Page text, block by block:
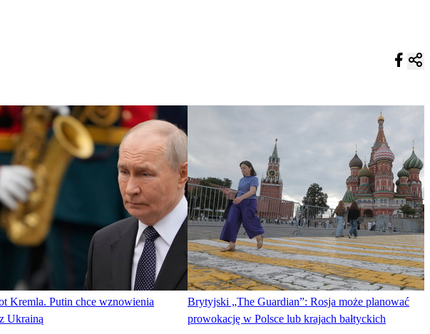
Kremla. Putin chce wznowienia
Ukrainą
Brytyjski „The Guardian”: Rosja może planować
prowokację w Polsce lub krajach bałtyckich